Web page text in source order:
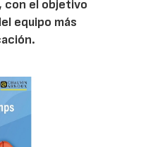
con el objetivo
equipo más